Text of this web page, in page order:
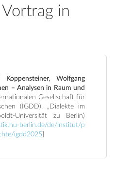
in
Wolfgang
– Analysen in Raum und
(IGDD). „Dialekte im
Universität zu Berlin)
berlin.de/de/institut/p
igdd2025